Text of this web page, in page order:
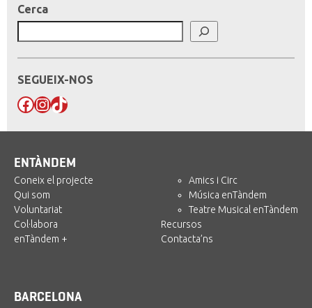
Cerca
SEGUEIX-NOS
Facebook
Instagram
TikTok
ENTÀNDEM
Coneix el projecte
Qui som
Voluntariat
Col·labora
enTàndem +
Amics i Circ
Música enTàndem
Teatre Musical enTàndem
Recursos
Contacta’ns
BARCELONA